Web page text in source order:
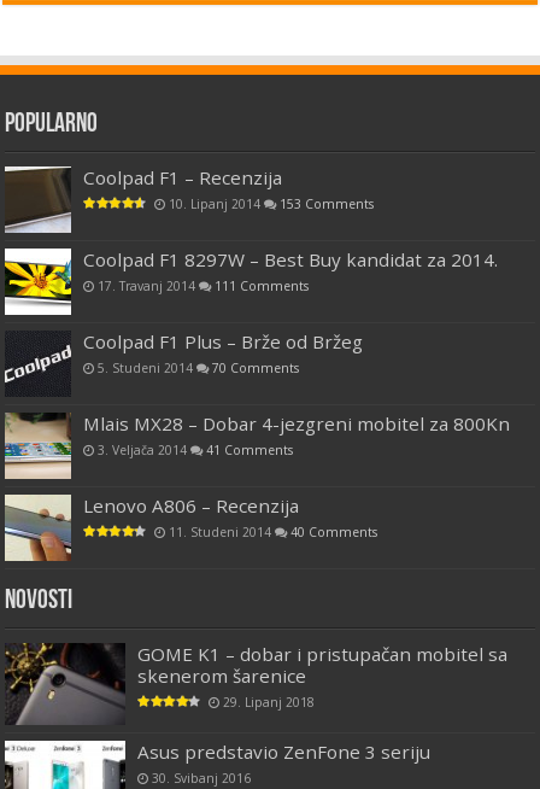
Popularno
Coolpad F1 – Recenzija
10. Lipanj 2014 153 Comments
Coolpad F1 8297W – Best Buy kandidat za 2014.
17. Travanj 2014 111 Comments
Coolpad F1 Plus – Brže od Bržeg
5. Studeni 2014 70 Comments
Mlais MX28 – Dobar 4-jezgreni mobitel za 800Kn
3. Veljača 2014 41 Comments
Lenovo A806 – Recenzija
11. Studeni 2014 40 Comments
Novosti
GOME K1 – dobar i pristupačan mobitel sa
skenerom šarenice
29. Lipanj 2018
Asus predstavio ZenFone 3 seriju
30. Svibanj 2016